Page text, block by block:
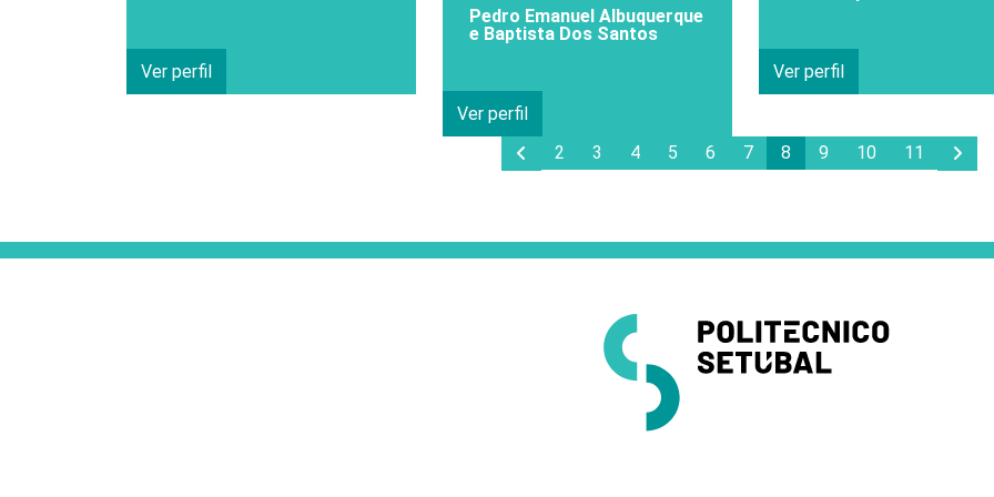
Ver perfil
Pedro Emanuel Albuquerque
e Baptista Dos Santos
Ver perfil
Ver perfil
Anterior Page
2 3 4 5 6 7 8 9 10 11